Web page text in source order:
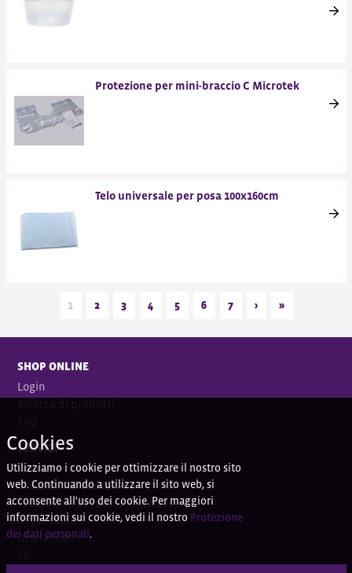
Protezione per mini-braccio C Microtek
Telo universale per posa 100x160cm
1 2 3 4 5 6 7 › »
SHOP ONLINE
Login
SERVIZI
Contatti
Coordinate bancarie
Protezione dei dati personali
Impressum
Disclaimer
Cookies
Utilizziamo i cookie per ottimizzare il nostro sito
web. Continuando a utilizzare il sito web, si
acconsente all'uso dei cookie. Per maggiori
informazioni sui cookie, vedi il nostro Protezione
dei dati personali.